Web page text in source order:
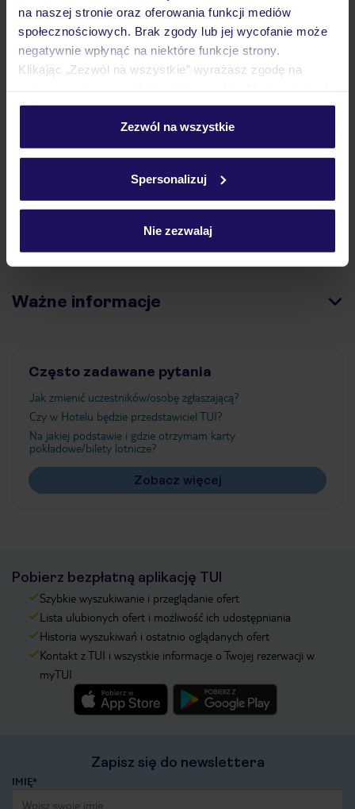
na naszej stronie oraz oferowania funkcji mediów
społecznościowych. Brak zgody lub jej wycofanie może
negatywnie wpłynąć na niektóre funkcje strony.
Klikając „Zezwól na wszystkie” wyrażasz zgodę na
personalizować swój wybór wchodząc w zakładkę
Szczegółowe informacje o plikach cookie znajdziesz
Zezwól na wszystkie
Spersonalizuj
Nie zezwalaj
Hotel
Opinie
Ważne informacje
Często zadawane pytania
Jak zmienić uczestników/osobę zgłaszającą?
Czy w Hotelu będzie przedstawiciel TUI?
Na jakiej podstawie i gdzie otrzymam karty
pokładowe/bilety lotnicze?
Zobacz więcej
Pobierz bezpłatną aplikację TUI
Szybkie wyszukiwanie i przeglądanie ofert
Lista ulubionych ofert i możliwość ich udostępniania
Historia wyszukiwań i ostatnio oglądanych ofert
Kontakt z TUI i wszystkie informacje o Twojej rezerwacji w
myTUI
Zapisz się do newslettera
IMIĘ*